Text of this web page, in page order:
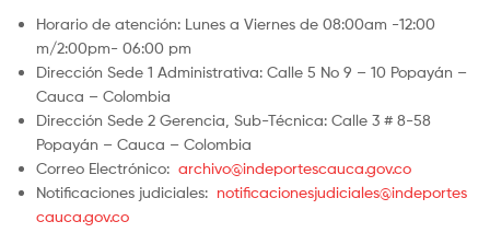
Horario de atención: Lunes a Viernes de 08:00am -12:00
m/2:00pm- 06:00 pm
Dirección Sede 1 Administrativa: Calle 5 No 9 – 10 Popayán –
Cauca – Colombia
Dirección Sede 2 Gerencia, Sub-Técnica: Calle 3 # 8-58
Popayán – Cauca – Colombia
Correo Electrónico: archivo@indeportescauca.gov.co
Notificaciones judiciales: notificacionesjudiciales@indeportes
cauca.gov.co